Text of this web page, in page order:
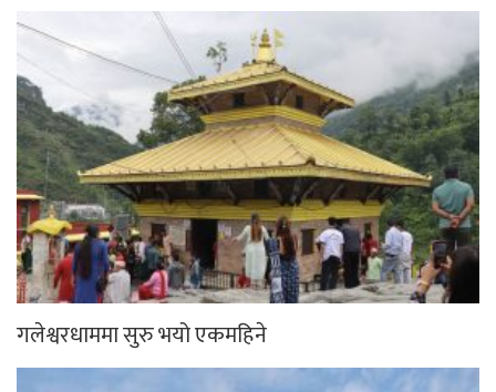
गलेश्वरधाममा सुरु भयो एकमहिने